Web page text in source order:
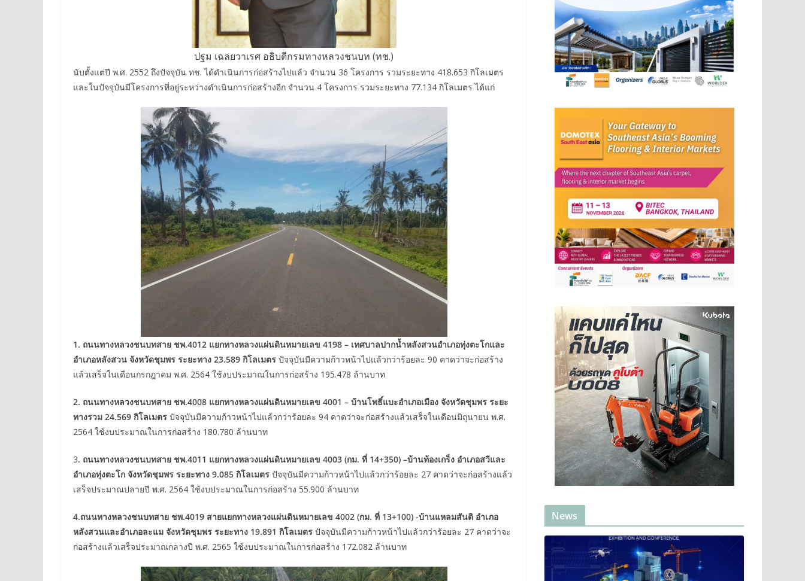
ปฐม เฉลยวาเรศ อธิบดีกรมทางหลวงชนบท (ทช.)
นับตั้งแต่ปี พ.ศ. 2552 ถึงปัจจุบัน ทช. ได้ดำเนินการก่อสร้างไปแล้ว จำนวน 36 โครงการ รวมระยะทาง 418.653 กิโลเมตร
และในปัจจุบันมีโครงการที่อยู่ระหว่างดำเนินการก่อสร้างอีก จำนวน 4 โครงการ รวมระยะทาง 77.134 กิโลเมตร ได้แก่
1. ถนนทางหลวงชนบทสาย ชพ.4012 แยกทางหลวงแผ่นดินหมายเลข 4198 – เทศบาลปากน้ำหลังสวนอำเภอทุ่งตะโกและ
อำเภอหลังสวน จังหวัดชุมพร ระยะทาง 23.589 กิโลเมตร ปัจจุบันมีความก้าวหน้าไปแล้วกว่าร้อยละ 90 คาดว่าจะก่อสร้าง
แล้วเสร็จในเดือนกรกฎาคม พ.ศ. 2564 ใช้งบประมาณในการก่อสร้าง 195.478 ล้านบาท
2. ถนนทางหลวงชนบทสาย ชพ.4008 แยกทางหลวงแผ่นดินหมายเลข 4001 – บ้านโพธิ์แบะอำเภอเมือง จังหวัดชุมพร ระยะ
ทางรวม 24.569 กิโลเมตร ปัจจุบันมีความก้าวหน้าไปแล้วกว่าร้อยละ 94 คาดว่าจะก่อสร้างแล้วเสร็จในเดือนมิถุนายน พ.ศ.
2564 ใช้งบประมาณในการก่อสร้าง 180.780 ล้านบาท
3. ถนนทางหลวงชนบทสาย ชพ.4011 แยกทางหลวงแผ่นดินหมายเลข 4003 (กม. ที่ 14+350) –บ้านท้องเกร็ง อำเภอสวีและ
อำเภอทุ่งตะโก จังหวัดชุมพร ระยะทาง 9.085 กิโลเมตร ปัจจุบันมีความก้าวหน้าไปแล้วกว่าร้อยละ 27 คาดว่าจะก่อสร้างแล้ว
เสร็จประมาณปลายปี พ.ศ. 2564 ใช้งบประมาณในการก่อสร้าง 55.900 ล้านบาท
4.ถนนทางหลวงชนบทสาย ชพ.4019 สายแยกทางหลวงแผ่นดินหมายเลข 4002 (กม. ที่ 13+100) -บ้านแหลมสันติ อำเภอ
หลังสวนและอำเภอละแม จังหวัดชุมพร ระยะทาง 19.891 กิโลเมตร ปัจจุบันมีความก้าวหน้าไปแล้วกว่าร้อยละ 27 คาดว่าจะ
ก่อสร้างแล้วเสร็จประมาณกลางปี พ.ศ. 2565 ใช้งบประมาณในการก่อสร้าง 172.082 ล้านบาท
News